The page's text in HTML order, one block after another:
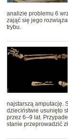
analizie problemu 6
zająć się jego
trybu.
najstarszą amputację.
dzieciństwie usunięto
przez 6–9 lat.
stanie przeprowadzić